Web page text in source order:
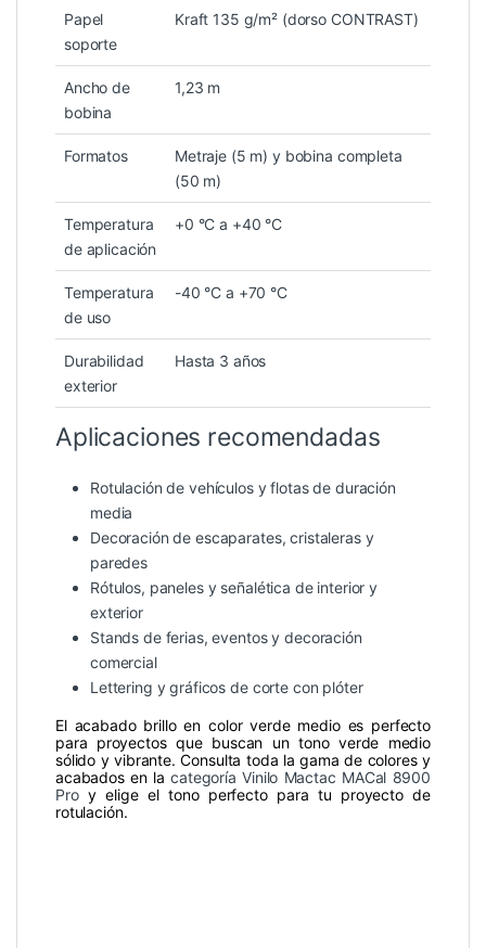
Papel
soporte
Kraft 135 g/m² (dorso CONTRAST)
Ancho de
bobina
1,23 m
Formatos
Metraje (5 m) y bobina completa
(50 m)
Temperatura
de aplicación
+0 °C a +40 °C
Temperatura
de uso
-40 °C a +70 °C
Durabilidad
exterior
Hasta 3 años
Aplicaciones recomendadas
Rotulación de vehículos y flotas de duración
media
Decoración de escaparates, cristaleras y
paredes
Rótulos, paneles y señalética de interior y
exterior
Stands de ferias, eventos y decoración
comercial
Lettering y gráficos de corte con plóter
El acabado brillo en color verde medio es perfecto
para proyectos que buscan un tono verde medio
sólido y vibrante. Consulta toda la gama de colores y
acabados en lacategoría Vinilo Mactac MACal 8900
Proy elige el tono perfecto para tu proyecto de
rotulación.